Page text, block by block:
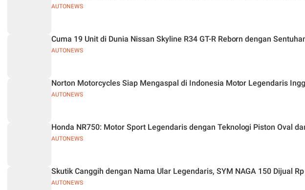
AUTONEWS
AUTONEWS
Cuma 19 Unit di Dunia Nissan Skyline R34 GT-R Reborn dengan
AUTONEWS
Norton Motorcycles Siap Mengaspal di Indonesia Motor Legendaris
AUTONEWS
Honda NR750: Motor Sport Legendaris dengan Teknologi Piston Oval
AUTONEWS
Skutik Canggih dengan Nama Ular Legendaris, SYM NAGA 150 Dijual